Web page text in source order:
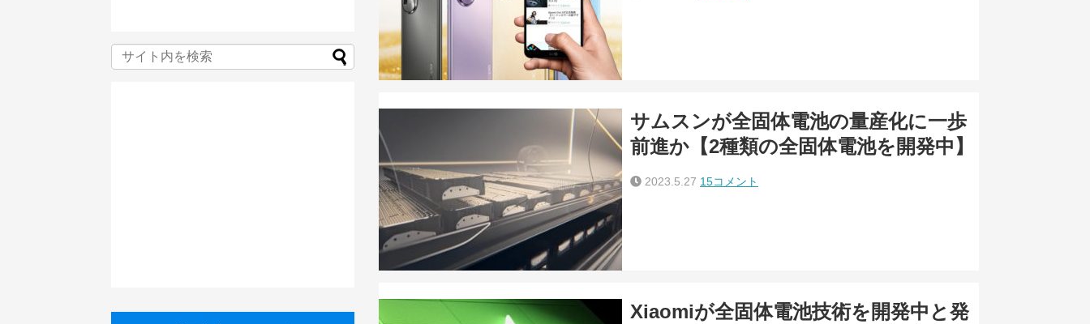
サムスンが全固体電池の量産化に一歩
前進か【2種類の全固体電池を開発中】
2023.5.27 15コメント
Xiaomiが全固体電池技術を開発中と発